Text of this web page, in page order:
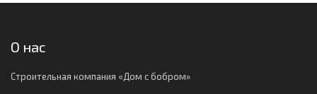
О нас
Строительная компания «Дом с бобром»